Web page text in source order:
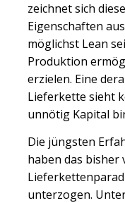
zeichnet sich
Eigenschaften
möglichst Lean
Produktion
erzielen. Eine
Lieferkette sieht
unnötig Kapital
Die jüngsten
haben das bisher
unterzogen.